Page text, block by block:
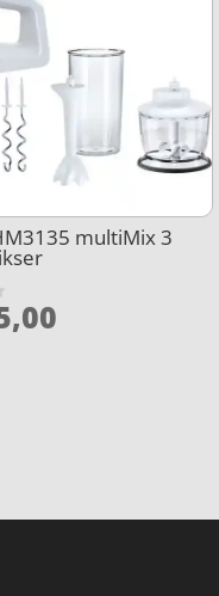
multiMix 3